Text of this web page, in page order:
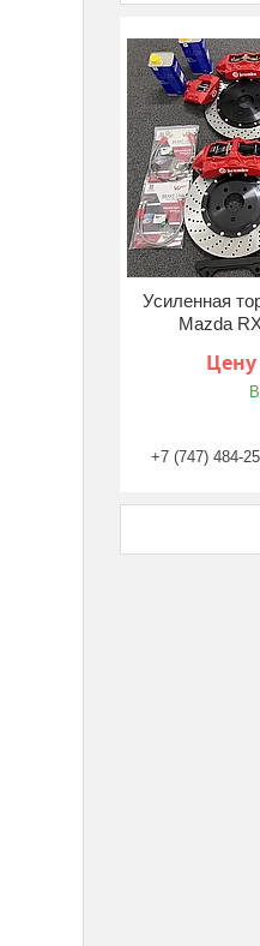
Усиленная
Mazda
Цену
+7 (747) 484-